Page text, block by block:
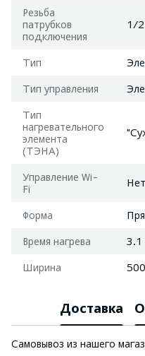
Резьба
патрубков
подключения
1/2
Тип
Тип управления
Тип
нагревательного
элемента
(ТЭНА)
Управление Wi-
Fi
Нет
Форма
Время нагрева 3.1
Ширина
Доставка
Самовывоз из нашего